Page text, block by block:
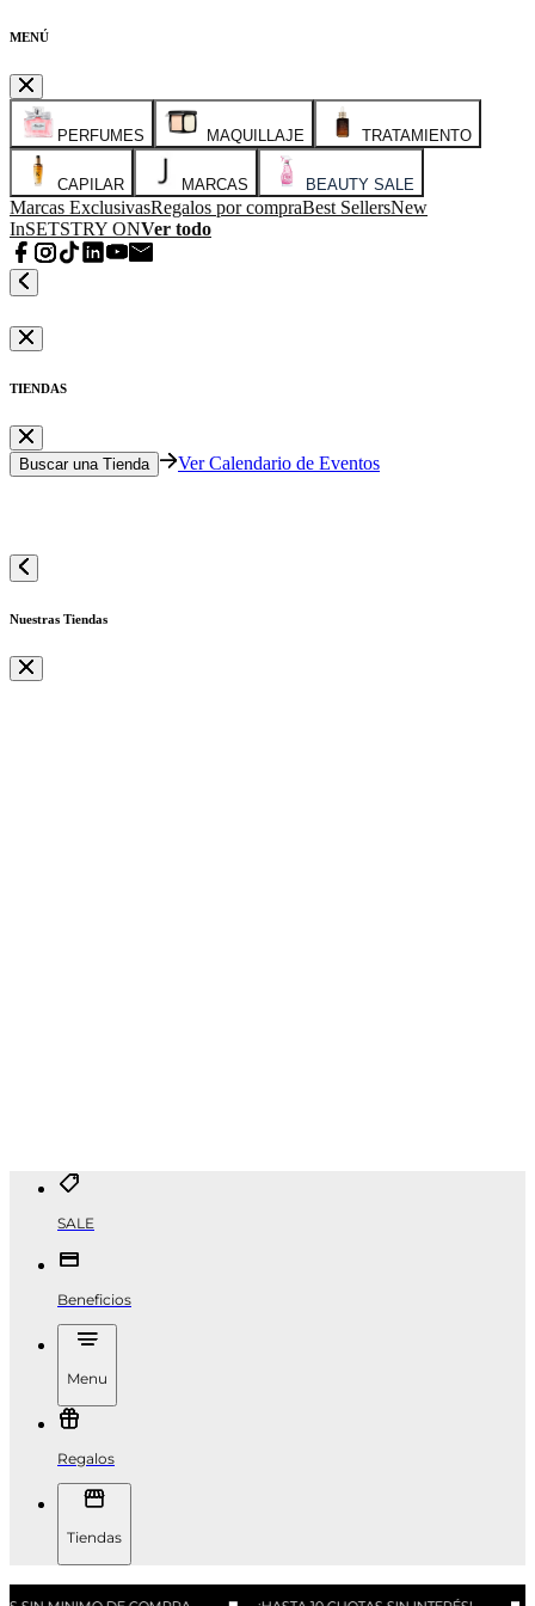
MENÚ
PERFUMES MAQUILLAJE TRATAMIENTO
CAPILAR MARCAS BEAUTY SALE
Marcas ExclusivasRegalos por compraBest SellersNew
InSETSTRY ONVer todo
TIENDAS
Buscar una Tienda Ver Calendario de Eventos
Nuestras Tiendas
SALE
Beneficios
Menu
Regalos
Tiendas